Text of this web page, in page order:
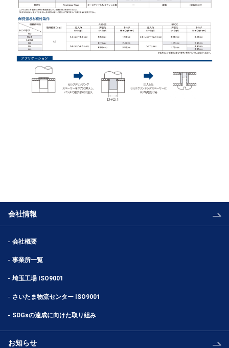
会社情報
会社概要
事業所一覧
埼玉工場 ISO9001
さいたま物流センター ISO9001
SDGsの達成に向けた取り組み
お知らせ